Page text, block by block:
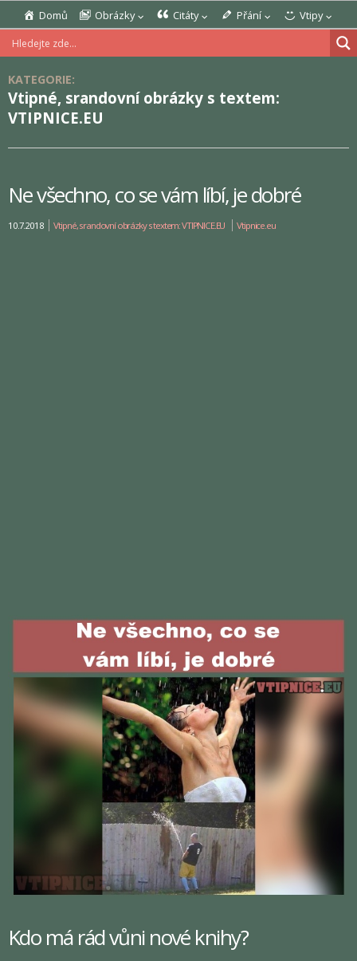
Domů Obrázky Citáty Přání Vtipy
KATEGORIE:
Vtipné, srandovní obrázky s textem:
VTIPNICE.EU
Ne všechno, co se vám líbí, je dobré
10.7.2018 Vtipné, srandovní obrázky s textem: VTIPNICE.EU Vtipnice.eu
Kdo má rád vůni nové knihy?